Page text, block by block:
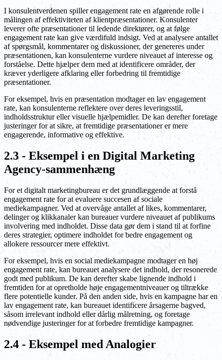
I konsulentverdenen spiller engagement rate en afgørende rolle i
målingen af effektiviteten af klientpræsentationer. Konsulenter
leverer ofte præsentationer til ledende direktører, og at følge
engagement rate kan give værdifuld indsigt. Ved at analysere antallet
af spørgsmål, kommentarer og diskussioner, der genereres under
præsentationen, kan konsulenterne vurdere niveauet af interesse og
forståelse. Dette hjælper dem med at identificere områder, der
kræver yderligere afklaring eller forbedring til fremtidige
præsentationer.
For eksempel, hvis en præsentation modtager en lav engagement
rate, kan konsulenterne reflektere over deres leveringsstil,
indholdsstruktur eller visuelle hjælpemidler. De kan derefter foretage
justeringer for at sikre, at fremtidige præsentationer er mere
engagerende, informative og effektive.
2.3 - Eksempel i en Digital Marketing
Agency-sammenhæng
For et digitalt marketingbureau er det grundlæggende at forstå
engagement rate for at evaluere succesen af sociale
mediekampagner. Ved at overvåge antallet af likes, kommentarer,
delinger og klikkanaler kan bureauer vurdere niveauet af publikums
involvering med indholdet. Disse data gør dem i stand til at forfine
deres strategier, optimere indholdet for bedre engagement og
allokere ressourcer mere effektivt.
For eksempel, hvis en social mediekampagne modtager en høj
engagement rate, kan bureauet analysere det indhold, der resonerede
godt med publikum. De kan derefter skabe lignende indhold i
fremtiden for at opretholde høje engagementniveauer og tiltrække
flere potentielle kunder. På den anden side, hvis en kampagne har en
lav engagement rate, kan bureauet identificere årsagerne bagved,
såsom irrelevant indhold eller dårlig målretning, og foretage
nødvendige justeringer for at forbedre fremtidige kampagner.
2.4 - Eksempel med Analogier